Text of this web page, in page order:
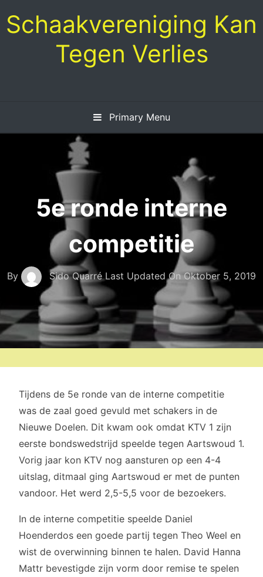
to
content
Schaakvereniging Kan
Tegen Verlies
Primary Menu
5e ronde interne
competitie
By Sido QuarréLast Updated OnOktober 5, 2019
Tijdens de 5e ronde van de interne competitie
was de zaal goed gevuld met schakers in de
Nieuwe Doelen. Dit kwam ook omdat KTV 1 zijn
eerste bondswedstrijd speelde tegen Aartswoud 1.
Vorig jaar kon KTV nog aansturen op een 4-4
uitslag, ditmaal ging Aartswoud er met de punten
vandoor. Het werd 2,5-5,5 voor de bezoekers.
In de interne competitie speelde Daniel
Hoenderdos een goede partij tegen Theo Weel en
wist de overwinning binnen te halen. David Hanna
Mattr bevestigde zijn vorm door remise te spelen